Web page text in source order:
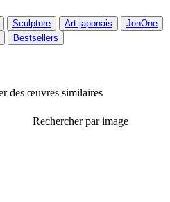
Sculpture Art japonais
JonOne
Bestsellers
des œuvres similaires
Rechercher par image